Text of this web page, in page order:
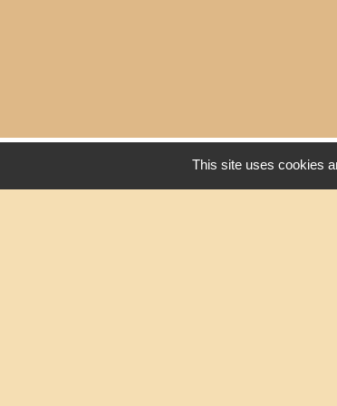
This site uses cookies